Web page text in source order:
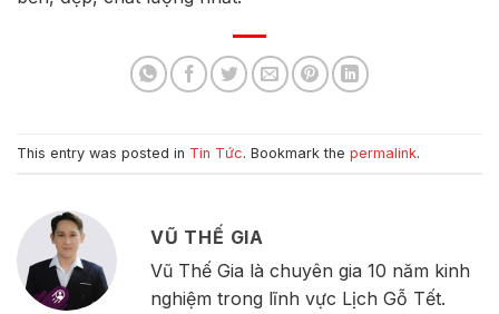
This entry was posted in Tin Tức. Bookmark the permalink.
VŨ THẾ GIA
Vũ Thế Gia là chuyên gia 10 năm kinh
nghiệm trong lĩnh vực Lịch Gỗ Tết.